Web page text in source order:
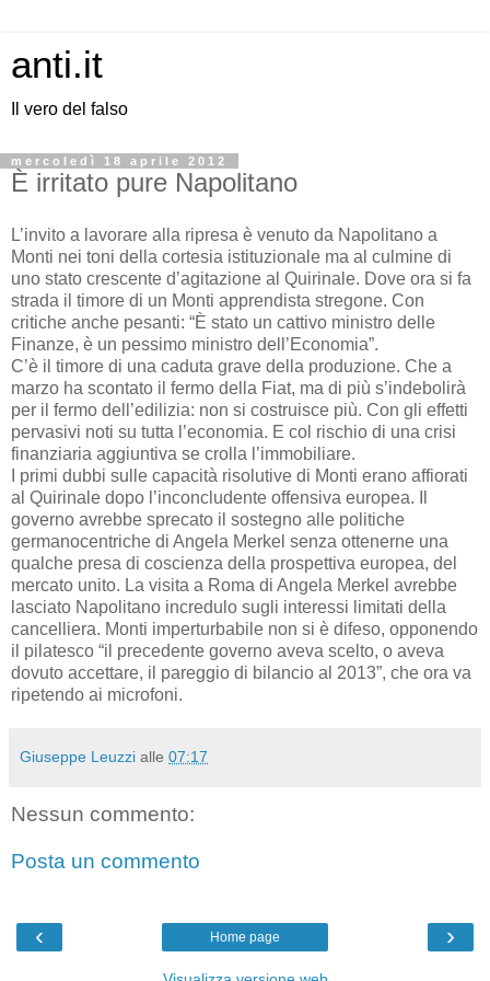
anti.it
Il vero del falso
mercoledì 18 aprile 2012
È irritato pure Napolitano
L’invito a lavorare alla ripresa è venuto da Napolitano a
Monti nei toni della cortesia istituzionale ma al culmine di
uno stato crescente d’agitazione al Quirinale. Dove ora si fa
strada il timore di un Monti apprendista stregone. Con
critiche anche pesanti: “È stato un cattivo ministro delle
Finanze, è un pessimo ministro dell’Economia”.
C’è il timore di una caduta grave della produzione. Che a
marzo ha scontato il fermo della Fiat, ma di più s’indebolirà
per il fermo dell’edilizia: non si costruisce più. Con gli effetti
pervasivi noti su tutta l’economia. E col rischio di una crisi
finanziaria aggiuntiva se crolla l’immobiliare.
I primi dubbi sulle capacità risolutive di Monti erano affiorati
al Quirinale dopo l’inconcludente offensiva europea. Il
governo avrebbe sprecato il sostegno alle politiche
germanocentriche di Angela Merkel senza ottenerne una
qualche presa di coscienza della prospettiva europea, del
mercato unito. La visita a Roma di Angela Merkel avrebbe
lasciato Napolitano incredulo sugli interessi limitati della
cancelliera. Monti imperturbabile non si è difeso, opponendo
il pilatesco “il precedente governo aveva scelto, o aveva
dovuto accettare, il pareggio di bilancio al 2013”, che ora va
ripetendo ai microfoni.
Giuseppe Leuzzi alle 07:17
Nessun commento:
Posta un commento
‹ ›
Home page